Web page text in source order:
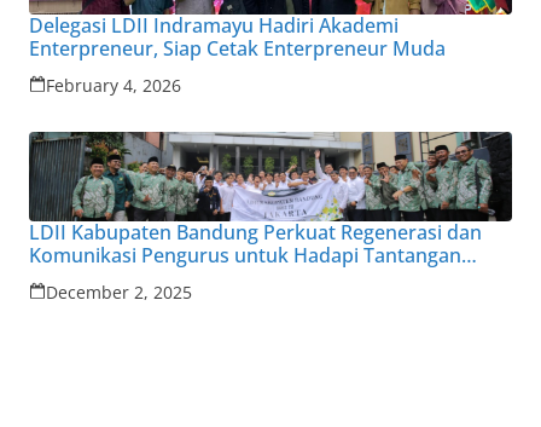
Delegasi LDII Indramayu Hadiri Akademi
Enterpreneur, Siap Cetak Enterpreneur Muda
February 4, 2026
LDII Kabupaten Bandung Perkuat Regenerasi dan
Komunikasi Pengurus untuk Hadapi Tantangan
Zaman
December 2, 2025